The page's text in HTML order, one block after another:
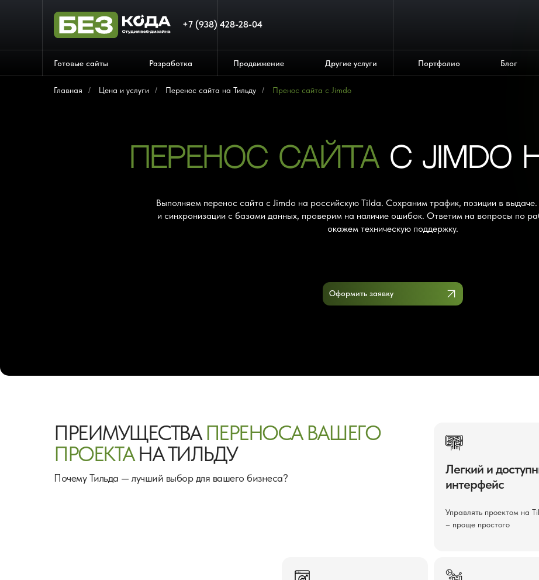
+7 (938) 428-28-04
Готовые сайты Разработка Продвижение Другие услуги Портфолио Блог
Главная / Цена и услуги / Перенос сайта на Тильду / Пренос сайта с Jimdo
Оформить заявку
Выполняем перенос сайта с Jimdo на российскую Tilda. Сохраним трафик, позиции в
и синхронизации с базами данных, проверим на наличие ошибок. Ответим на вопросы по
окажем техническую поддержку.
ПЕРЕНОС САЙТАС JIMDO
ПРЕИМУЩЕСТВАПЕРЕНОСА ВАШЕГО
ПРОЕКТАНА ТИЛЬДУ
Почему Тильда — лучший выбор для вашего бизнеса?
Легкий и
интерфейс
Управлять проектом на
– проще простого